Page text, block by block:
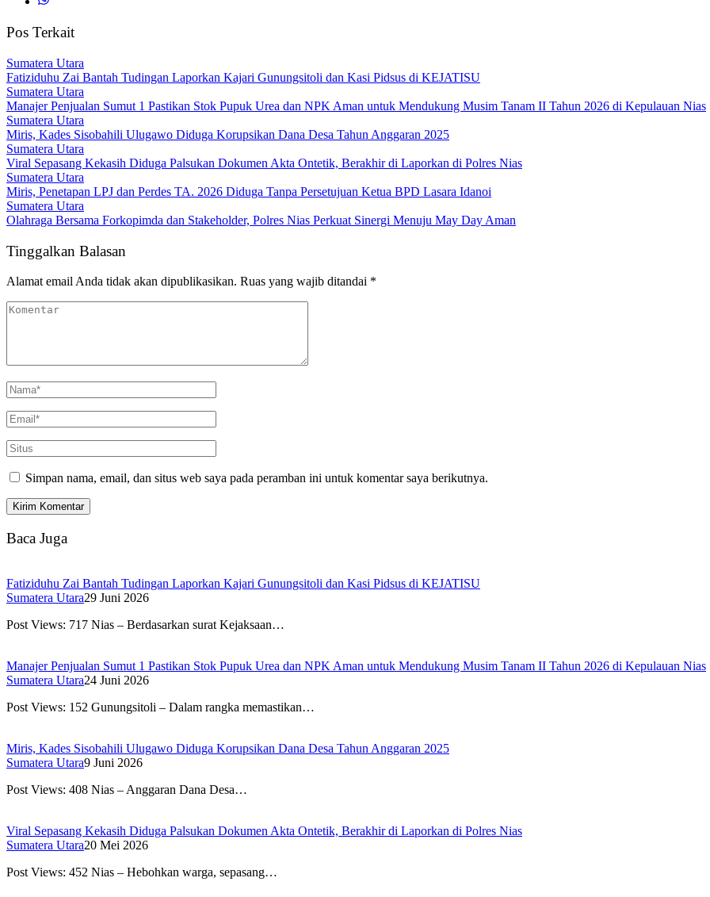
Pos Terkait
Sumatera Utara
Fatiziduhu Zai Bantah Tudingan Laporkan Kajari Gunungsitoli dan Kasi Pidsus di KEJATISU
Sumatera Utara
Manajer Penjualan Sumut 1 Pastikan Stok Pupuk Urea dan NPK Aman untuk Mendukung Musim Tanam II Tahun 2026 di Kepulauan Nias
Sumatera Utara
Miris, Kades Sisobahili Ulugawo Diduga Korupsikan Dana Desa Tahun Anggaran 2025
Sumatera Utara
Viral Sepasang Kekasih Diduga Palsukan Dokumen Akta Ontetik, Berakhir di Laporkan di Polres Nias
Sumatera Utara
Miris, Penetapan LPJ dan Perdes TA. 2026 Diduga Tanpa Persetujuan Ketua BPD Lasara Idanoi
Sumatera Utara
Olahraga Bersama Forkopimda dan Stakeholder, Polres Nias Perkuat Sinergi Menuju May Day Aman
Tinggalkan Balasan
Alamat email Anda tidak akan dipublikasikan. Ruas yang wajib ditandai *
Simpan nama, email, dan situs web saya pada peramban ini untuk komentar saya berikutnya.
Baca Juga
Fatiziduhu Zai Bantah Tudingan Laporkan Kajari Gunungsitoli dan Kasi Pidsus di KEJATISU
Sumatera Utara29 Juni 2026
Post Views: 717 Nias – Berdasarkan surat Kejaksaan…
Manajer Penjualan Sumut 1 Pastikan Stok Pupuk Urea dan NPK Aman untuk Mendukung Musim Tanam II Tahun 2026 di Kepulauan Nias
Sumatera Utara24 Juni 2026
Post Views: 152 Gunungsitoli – Dalam rangka memastikan…
Miris, Kades Sisobahili Ulugawo Diduga Korupsikan Dana Desa Tahun Anggaran 2025
Sumatera Utara9 Juni 2026
Post Views: 408 Nias – Anggaran Dana Desa…
Viral Sepasang Kekasih Diduga Palsukan Dokumen Akta Ontetik, Berakhir di Laporkan di Polres Nias
Sumatera Utara20 Mei 2026
Post Views: 452 Nias – Hebohkan warga, sepasang…